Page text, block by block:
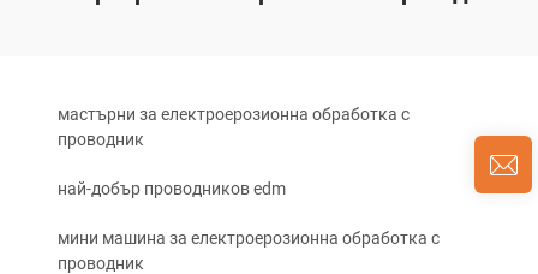
мастърни за електроерозионна обработка с
проводник
най-добър проводников edm
мини машина за електроерозионна обработка с
проводник